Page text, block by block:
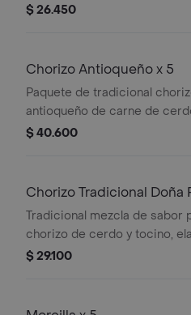
$ 26.450
Chorizo Antioqueño x 5
Paquete de tradicional
antioqueño de carne de
elaborado artesanalmente.
$ 40.600
Chorizo Tradicional Doña
Tradicional mezcla de sabor
chorizo de cerdo y tocino,
artesanalmente. 500 g.
$ 29.100